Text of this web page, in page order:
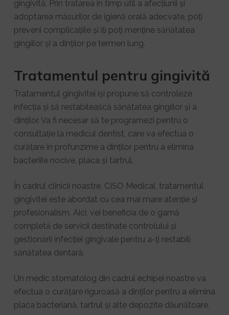
gingivită. Prin tratarea în timp util a afecțiunii și
adoptarea măsurilor de igienă orală adecvate, poți
preveni complicațiile și îți poți menține sănătatea
gingiilor și a dinților pe termen lung.
Tratamentul pentru gingivită
Tratamentul gingivitei își propune să controleze
infecția și să restabilească sănătatea gingiilor și a
dinților. Va fi necesar să te programezi pentru o
consultație la medicul dentist, care va efectua o
curățare în profunzime a dinților pentru a elimina
bacteriile nocive, placa și tartrul.
În cadrul clinicii noastre, CISO Medical, tratamentul
gingivitei este abordat cu cea mai mare atenție și
profesionalism. Aici, vei beneficia de o gamă
completă de servicii destinate controlului și
gestionării infecției gingivale pentru a-ți restabili
sănătatea dentară.
Un medic stomatolog din cadrul echipei noastre va
efectua o curățare riguroasă a dinților pentru a elimina
placa bacteriană, tartrul și alte depozite dăunătoare.